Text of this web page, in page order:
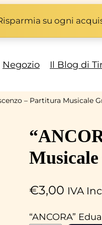
su ogni
Negozio Il Blog di
– Partitura Musicale
€3,00 IVA
“ANCORA”